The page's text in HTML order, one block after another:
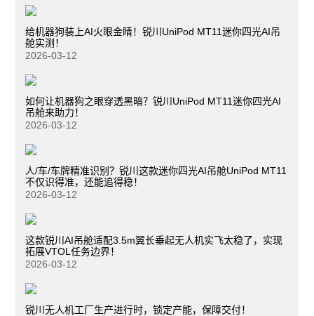
给机器狗装上AI火眼金睛！锐川UniPod MT11迷你四光AI吊
舱实测！
2026-03-12
如何让机器狗之眼穿透黑暗？锐川UniPod MT11迷你四光AI
吊舱来助力！
2026-03-12
人/车/车牌精准识别？锐川这款迷你四光AI吊舱UniPod MT11
不仅识得准，还能追得稳！
2026-03-12
这款锐川AI吊舱适配3.5m翼长垂起无人机实飞太稳了，实现
拓展VTOL任务边界！
2026-03-12
锐川无人机工厂生产进行时，锁定产能，保障交付！